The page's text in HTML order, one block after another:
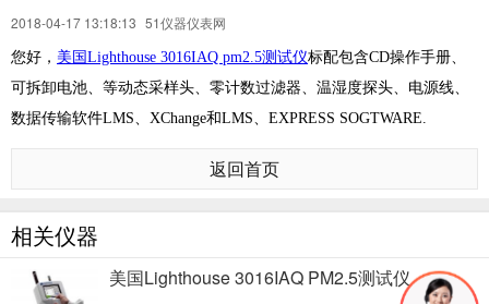
2018-04-17 13:18:13 51仪器仪表网
您好， 美国Lighthouse 3016IAQ pm2.5测试仪标配包含CD操作手册、
可拆卸电池、等动态采样头、零计数过滤器、温湿度探头、电源线、
数据传输软件LMS、XChange和LMS、EXPRESS SOGTWARE.
返回首页
相关仪器
美国Lighthouse 3016IAQ PM2.5测试仪